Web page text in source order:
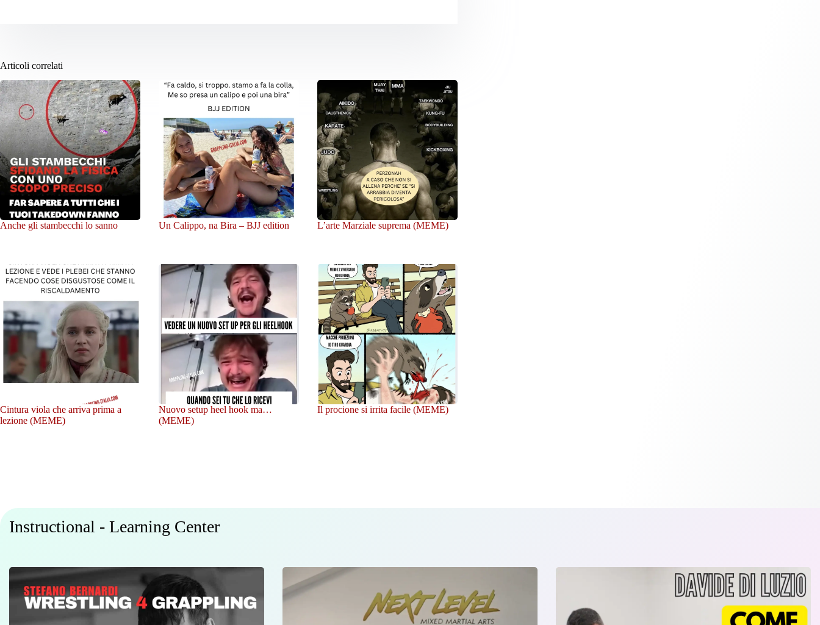
Articoli correlati
Anche gli stambecchi lo sanno Un Calippo, na Bira – BJJ edition L’arte Marziale suprema (MEME)
Cintura viola che arriva prima a
lezione (MEME)
Nuovo setup heel hook ma…
(MEME)
Il procione si irrita facile (MEME)
Instructional - Learning Center